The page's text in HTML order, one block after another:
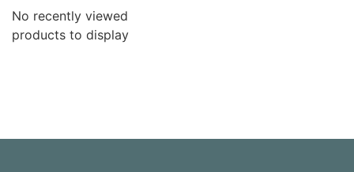
No recently viewed
products to display